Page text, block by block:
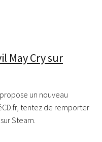
May Cry sur
un nouveau
tentez de remporter
Steam.